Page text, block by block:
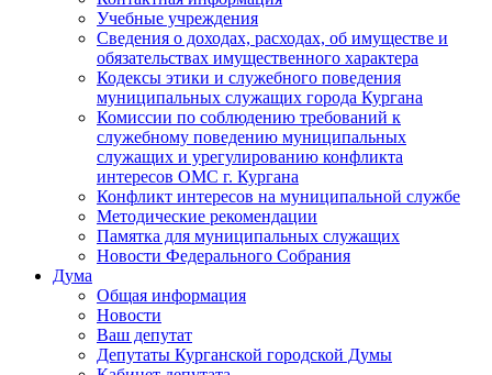
Учебные учреждения
Сведения о доходах, расходах, об имуществе и
обязательствах имущественного характера
Кодексы этики и служебного поведения
муниципальных служащих города Кургана
Комиссии по соблюдению требований к
служебному поведению муниципальных
служащих и урегулированию конфликта
интересов ОМС г. Кургана
Конфликт интересов на муниципальной службе
Методические рекомендации
Памятка для муниципальных служащих
Новости Федерального Cобрания
Дума
Общая информация
Новости
Ваш депутат
Депутаты Курганской городской Думы